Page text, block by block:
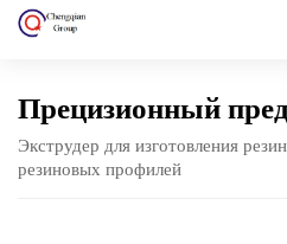
Прецизионный
Экструдер для изготовления
резиновых профилей